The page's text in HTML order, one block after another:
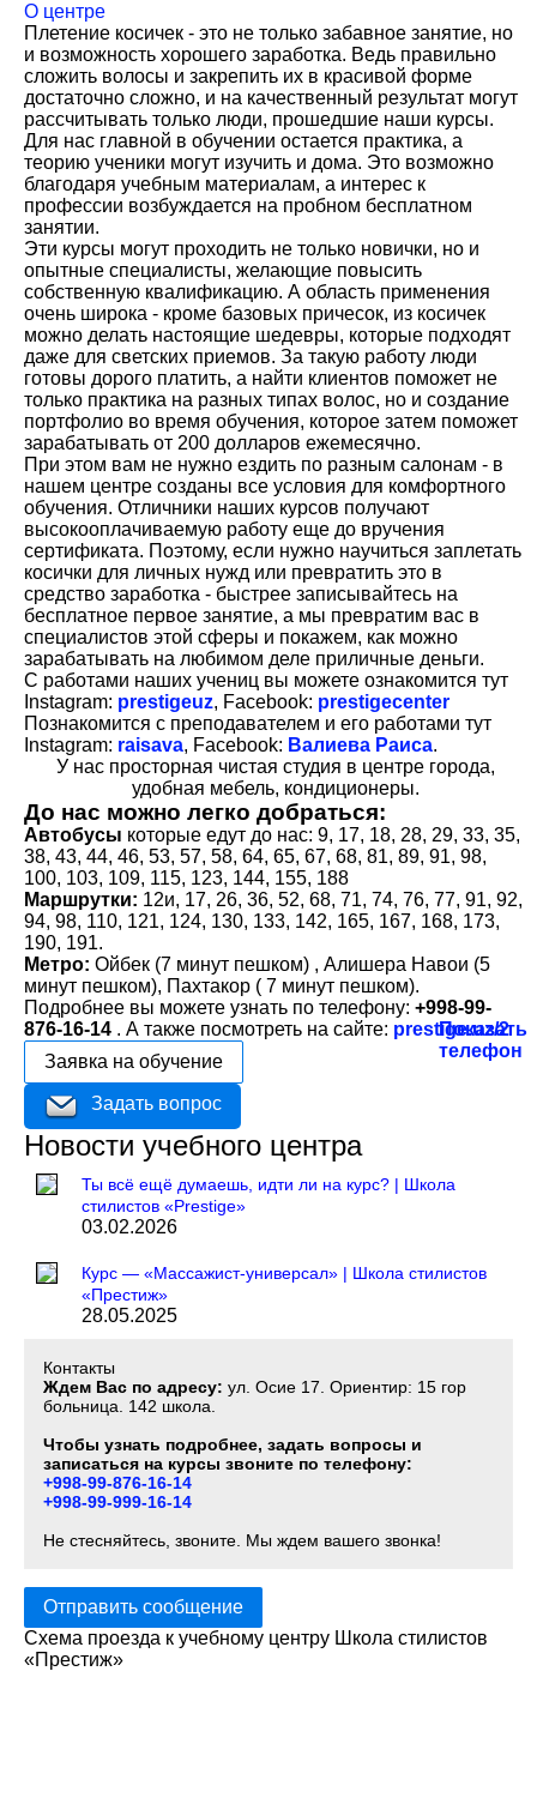
О центре
Плетение косичек - это не только забавное занятие, но
и возможность хорошего заработка. Ведь правильно
сложить волосы и закрепить их в красивой форме
достаточно сложно, и на качественный результат могут
рассчитывать только люди, прошедшие наши курсы.
Для нас главной в обучении остается практика, а
теорию ученики могут изучить и дома. Это возможно
благодаря учебным материалам, а интерес к
профессии возбуждается на пробном бесплатном
занятии.
Эти курсы могут проходить не только новички, но и
опытные специалисты, желающие повысить
собственную квалификацию. А область применения
очень широка - кроме базовых причесок, из косичек
можно делать настоящие шедевры, которые подходят
даже для светских приемов. За такую работу люди
готовы дорого платить, а найти клиентов поможет не
только практика на разных типах волос, но и создание
портфолио во время обучения, которое затем поможет
зарабатывать от 200 долларов ежемесячно.
При этом вам не нужно ездить по разным салонам - в
нашем центре созданы все условия для комфортного
обучения. Отличники наших курсов получают
высокооплачиваемую работу еще до вручения
сертификата. Поэтому, если нужно научиться заплетать
косички для личных нужд или превратить это в
средство заработка - быстрее записывайтесь на
бесплатное первое занятие, а мы превратим вас в
специалистов этой сферы и покажем, как можно
зарабатывать на любимом деле приличные деньги.
С работами наших учениц вы можете ознакомится тут
Instagram: prestigeuz, Facebook: prestigecenter
Познакомится с преподавателем и его работами тут
Instagram: raisava, Facebook: Валиева Раиса.
У нас просторная чистая студия в центре города,
удобная мебель, кондиционеры.
До нас можно легко добраться:
Автобусы которые едут до нас: 9, 17, 18, 28, 29, 33, 35,
38, 43, 44, 46, 53, 57, 58, 64, 65, 67, 68, 81, 89, 91, 98,
100, 103, 109, 115, 123, 144, 155, 188
Маршрутки: 12и, 17, 26, 36, 52, 68, 71, 74, 76, 77, 91, 92,
94, 98, 110, 121, 124, 130, 133, 142, 165, 167, 168, 173,
190, 191.
Метро: Ойбек (7 минут пешком) , Алишера Навои (5
минут пешком), Пахтакор ( 7 минут пешком).
Подробнее вы можете узнать по телефону: +998-99-
876-16-14
Показать
телефон
. А также посмотреть на сайте: prestige.uz/2
Заявка на обучение
Задать вопрос
Новости учебного центра
Ты всё ещё думаешь, идти ли на курс? | Школа
стилистов «Prestige»
03.02.2026
Курс — «Массажист-универсал» | Школа стилистов
«Престиж»
28.05.2025
Контакты
Ждем Вас по адресу: ул. Осие 17. Ориентир: 15 гор
больница. 142 школа.
Чтобы узнать подробнее, задать вопросы и
записаться на курсы звоните по телефону:
+998-99-876-16-14
+998-99-999-16-14
Не стесняйтесь, звоните. Мы ждем вашего звонка!
Отправить сообщение
Схема проезда к учебному центру Школа стилистов
«Престиж»